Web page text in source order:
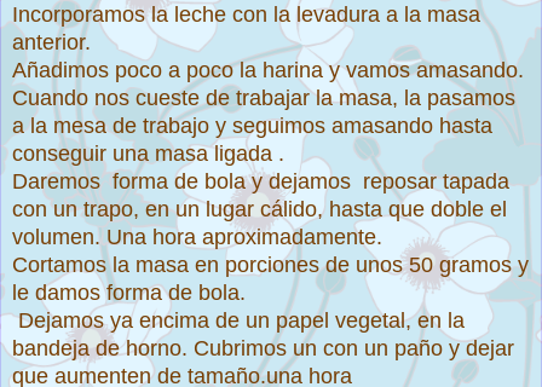
Incorporamos la leche con la levadura a la masa
anterior.
Añadimos poco a poco la harina y vamos amasando.
Cuando nos cueste de trabajar la masa, la pasamos
a la mesa de trabajo y seguimos amasando hasta
conseguir una masa ligada .
Daremos forma de bola y dejamos reposar tapada
con un trapo, en un lugar cálido, hasta que doble el
volumen. Una hora aproximadamente.
Cortamos la masa en porciones de unos 50 gramos y
le damos forma de bola.
Dejamos ya encima de un papel vegetal, en la
bandeja de horno. Cubrimos un con un paño y dejar
que aumenten de tamaño.una hora